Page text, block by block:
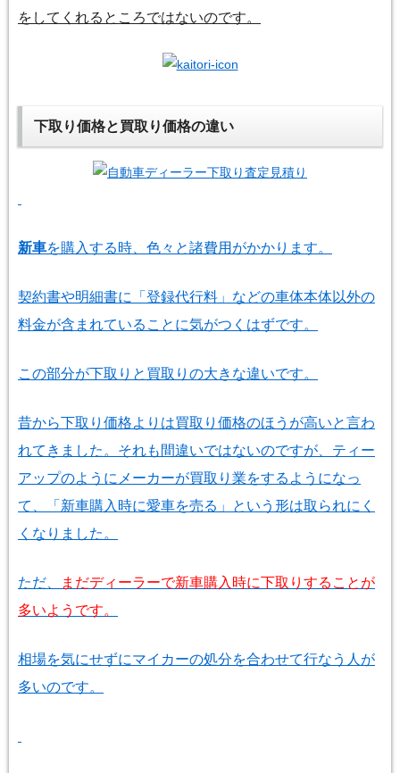
をしてくれるところではないのです。
下取り価格と買取り価格の違い
新車を購入する時、色々と諸費用がかかります。
契約書や明細書に「登録代行料」などの車体本体以外の
料金が含まれていることに気がつくはずです。
この部分が下取りと買取りの大きな違いです。
昔から下取り価格よりは買取り価格のほうが高いと言わ
れてきました。それも間違いではないのですが、ティー
アップのようにメーカーが買取り業をするようになっ
て、「新車購入時に愛車を売る」という形は取られにく
くなりました。
ただ、
まだディーラーで新車購入時に下取りすることが
多いようです。
相場を気にせずにマイカーの処分を合わせて行なう人が
多いのです。